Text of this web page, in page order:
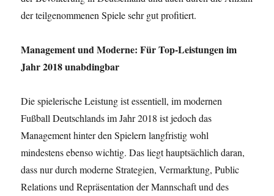
der teilgenommenen Spiele sehr gut profitiert.
Management und Moderne: Für Top-Leistungen im
Jahr 2018 unabdingbar
Die spielerische Leistung ist essentiell, im modernen
Fußball Deutschlands im Jahr 2018 ist jedoch das
Management hinter den Spielern langfristig wohl
mindestens ebenso wichtig. Das liegt hauptsächlich daran,
dass nur durch moderne Strategien, Vermarktung, Public
Relations und Repräsentation der Mannschaft und des